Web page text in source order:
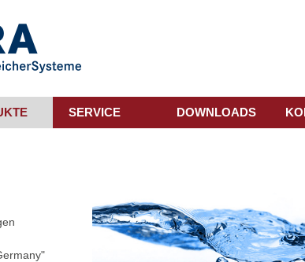
SERVICE DOWNLOADS